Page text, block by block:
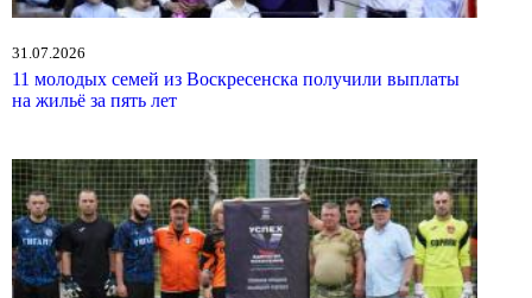
31.07.2026
11 молодых семей из Воскресенска получили выплаты
на жильё за пять лет